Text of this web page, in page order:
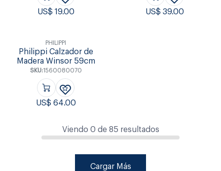
US$ 19.00 US$39.00
PHILIPPI
Philippi Calzador de
Madera Winsor 59cm
SKU:1560080070
US$ 64.00
Viendo 0 de 85 resultados
Cargar Más